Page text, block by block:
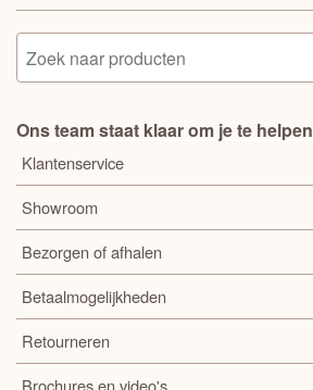
Ons team staat klaar om je te helpen
Klantenservice
Showroom
Bezorgen of afhalen
Betaalmogelijkheden
Retourneren
Brochures en video's